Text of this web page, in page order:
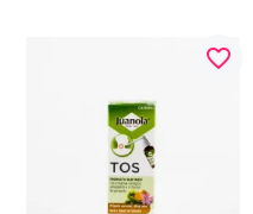
favorite_border